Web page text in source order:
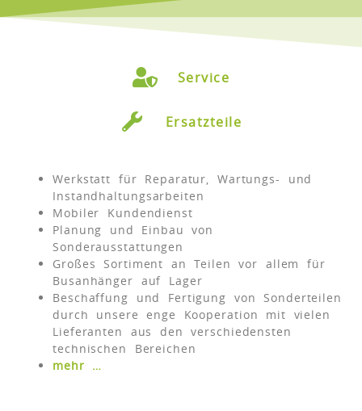
Service
Ersatzteile
Werkstatt für Reparatur, Wartungs- und
Instandhaltungsarbeiten
Mobiler Kundendienst
Planung und Einbau von
Sonderausstattungen
Großes Sortiment an Teilen vor allem für
Busanhänger auf Lager
Beschaffung und Fertigung von Sonderteilen
durch unsere enge Kooperation mit vielen
Lieferanten aus den verschiedensten
technischen Bereichen
mehr …